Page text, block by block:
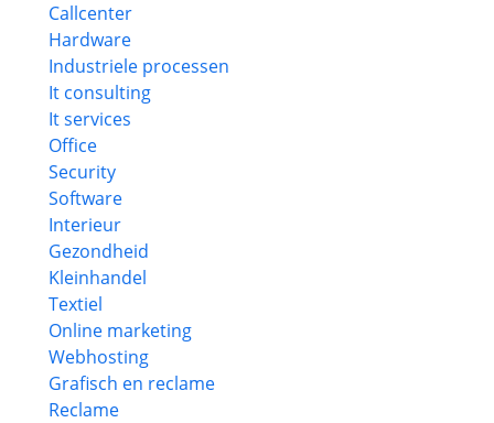
Callcenter
Hardware
Industriele processen
It consulting
It services
Office
Security
Software
Interieur
Gezondheid
Kleinhandel
Textiel
Online marketing
Webhosting
Grafisch en reclame
Reclame